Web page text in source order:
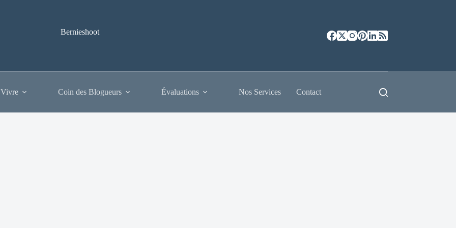
Bernieshoot
Coin des Blogueurs Évaluations Nos Services Contact